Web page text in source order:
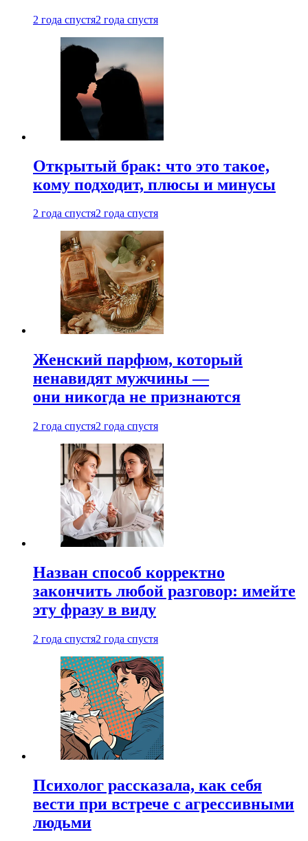
2 года спустя2 года спустя
Открытый брак: что это такое,
кому подходит, плюсы и минусы
2 года спустя2 года спустя
Женский парфюм, который
ненавидят мужчины —
они никогда не признаются
2 года спустя2 года спустя
Назван способ корректно
закончить любой разговор: имейте
эту фразу в виду
2 года спустя2 года спустя
Психолог рассказала, как себя
вести при встрече с агрессивными
людьми